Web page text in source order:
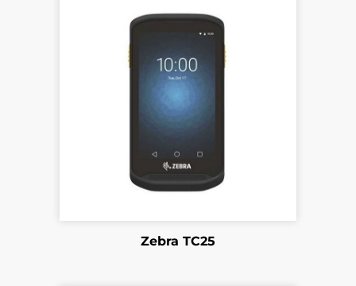
Zebra TC25